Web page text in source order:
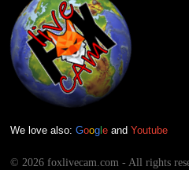
We love also: Goog e and Youtube
© 2026 foxlivecam.com - All rights